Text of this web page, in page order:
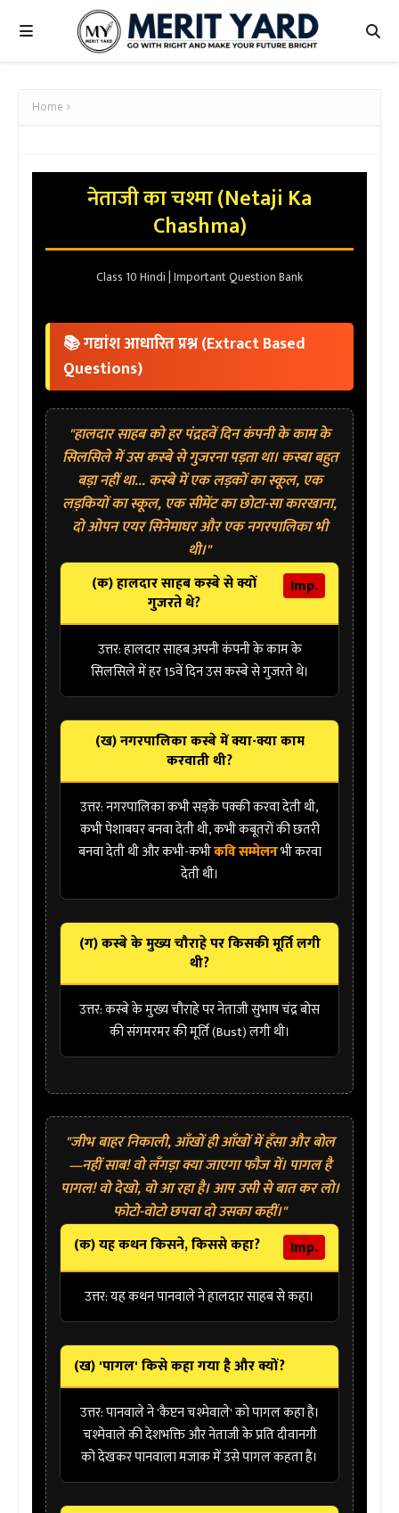
Home
नेताजी का चश्मा (Netaji Ka
Chashma)
Class 10 Hindi | Important Question Bank
📚 गद्यांश आधारित प्रश्न (Extract Based
Questions)
"हालदार साहब को हर पंद्रहवें दिन कंपनी के काम के
सिलसिले में उस कस्बे से गुजरना पड़ता था। कस्बा बहुत
बड़ा नहीं था... कस्बे में एक लड़कों का स्कूल, एक
लड़कियों का स्कूल, एक सीमेंट का छोटा-सा कारखाना,
दो ओपन एयर सिनेमाघर और एक नगरपालिका भी
थी।"
(क) हालदार साहब कस्बे से क्यों
गुजरते थे?
Imp.
उत्तर:हालदार साहब अपनी कंपनी के काम के
सिलसिले में हर 15वें दिन उस कस्बे से गुजरते थे।
(ख) नगरपालिका कस्बे में क्या-क्या काम
करवाती थी?
उत्तर:नगरपालिका कभी सड़कें पक्की करवा देती थी,
कभी पेशाबघर बनवा देती थी, कभी कबूतरों की छतरी
बनवा देती थी और कभी-कभीकवि सम्मेलनभी करवा
देती थी।
(ग) कस्बे के मुख्य चौराहे पर किसकी मूर्ति लगी
थी?
उत्तर:कस्बे के मुख्य चौराहे पर नेताजीसुभाष चंद्र बोस
की संगमरमर की मूर्ति (Bust) लगी थी।
"जीभ बाहर निकाली, आँखों ही आँखों में हँसा और बोल
—नहीं साब! वो लँगड़ा क्या जाएगा फौज में। पागल है
पागल! वो देखो, वो आ रहा है। आप उसी से बात कर लो।
फोटो-वोटो छपवा दो उसका कहीं।"
(क) यह कथन किसने, किससे कहा? Imp.
उत्तर:यह कथनपानवालेने हालदार साहब से कहा।
(ख) 'पागल' किसे कहा गया है और क्यों?
उत्तर:पानवाले ने'कैप्टन चश्मेवाले'को पागल कहा है।
चश्मेवाले की देशभक्ति और नेताजी के प्रति दीवानगी
को देखकर पानवाला मजाक में उसे पागल कहता है।